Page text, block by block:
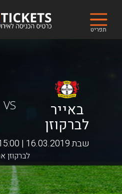
תפריט
באייר
לברקוזן
VS
שבת 16.03.2019 | 15:00
לברקוזן